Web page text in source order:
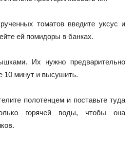
томатов введите уксус и
ей помидоры в банках.
Их нужно предварительно
10 минут и высушить.
полотенцем и поставьте туда
горячей воды, чтобы она